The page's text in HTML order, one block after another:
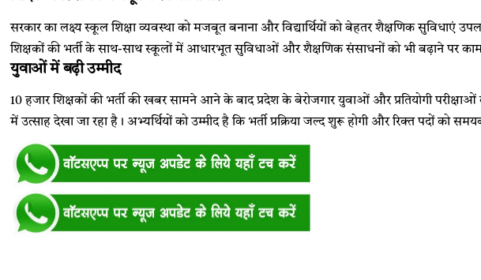
सरकार का लक्ष्य स्कूल शिक्षा व्यवस्था को मजबूत बनाना और विद्यार्थियों को बेहतर शैक्षणिक सुविधाएं
शिक्षकों की भर्ती के साथ-साथ स्कूलों में आधारभूत सुविधाओं और शैक्षणिक संसाधनों को भी बढ़ाने पर काम
युवाओं में बढ़ी उम्मीद
10 हजार शिक्षकों की भर्ती की खबर सामने आने के बाद प्रदेश के बेरोजगार युवाओं और प्रतियोगी परीक्षाओं
में उत्साह देखा जा रहा है। अभ्यर्थियों को उम्मीद है कि भर्ती प्रक्रिया जल्द शुरू होगी और रिक्त पदों को